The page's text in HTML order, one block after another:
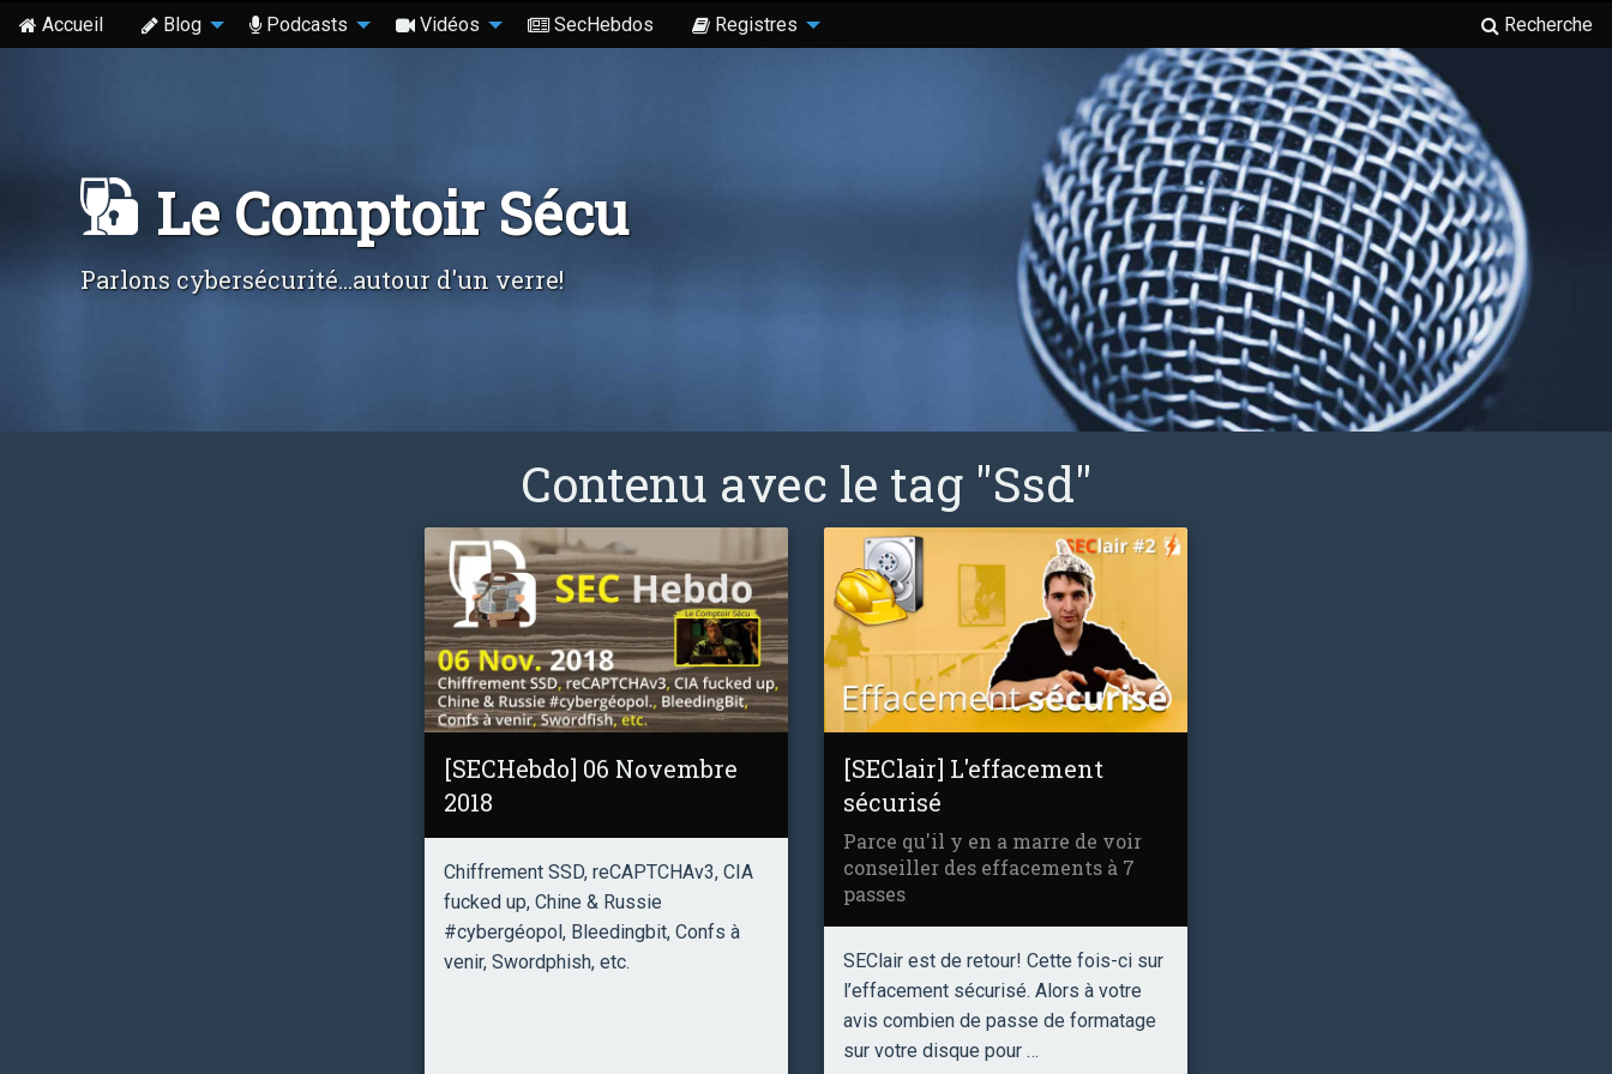
Accueil Blog Podcasts Vidéos SecHebdos Registres Recherche
Le Comptoir Sécu
Parlons cybersécurité...autour d'un verre!
Contenu avec le tag "Ssd"
[SECHebdo] 06 Novembre
2018
Chiffrement SSD, reCAPTCHAv3, CIA
fucked up, Chine & Russie
#cybergéopol, Bleedingbit, Confs à
venir, Swordphish, etc.
[SEClair] L'effacement
sécurisé
Parce qu'il y en a marre de voir
conseiller des effacements à 7
passes
SEClair est de retour! Cette fois-ci sur
l’effacement sécurisé. Alors à votre
avis combien de passe de formatage
sur votre disque pour …